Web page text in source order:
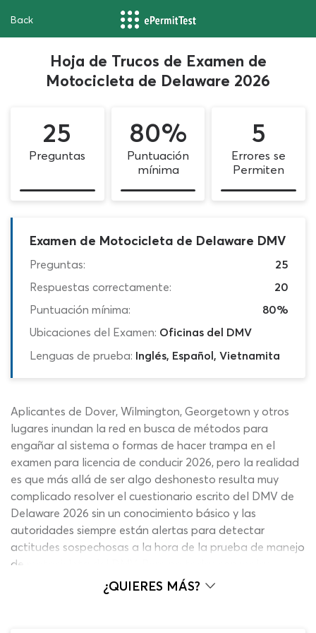
Back
Hoja de Trucos de Examen de
Motocicleta de Delaware 2026
25
Preguntas
80%
Puntuación
mínima
5
Errores se
Permiten
Examen de Motocicleta de Delaware DMV
Preguntas:
25
Respuestas correctamente:
20
Puntuación mínima:
80%
Ubicaciones del Examen: Oficinas del DMV
Lenguas de prueba: Inglés, Español, Vietnamita
Aplicantes de Dover, Wilmington, Georgetown y otros
lugares inundan la red en busca de métodos para
engañar al sistema o formas de hacer trampa en el
examen para licencia de conducir 2026, pero la realidad
es que más allá de ser algo deshonesto resulta muy
complicado resolver el cuestionario escrito del DMV de
Delaware 2026 sin un conocimiento básico y las
autoridades siempre están alertas para detectar
actitudes sospechosas a la hora de la prueba de manejo
de motocicleta del DMV. Pero no todas son malas
noticias para quienes quieren un camino más fácil para el
test para la licencia de conducir de Delaware, ya que no
¿QUIERES MÁS?